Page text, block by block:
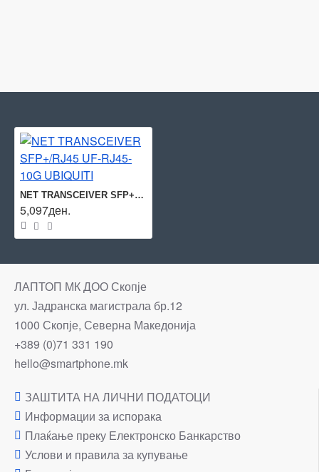
NET TRANSCEIVER SFP+/RJ45 UF-RJ45-10G UBIQUITI
5,097ден.
ЛАПТОП МК ДОО Скопје
ул. Јадранска магистрала бр.12
1000 Скопје, Северна Македонија
+389 (0)71 331 190
hello@smartphone.mk
ЗАШТИТА НА ЛИЧНИ ПОДАТОЦИ
Информации за испорака
Плаќање преку Електронско Банкарство
Услови и правила за купување